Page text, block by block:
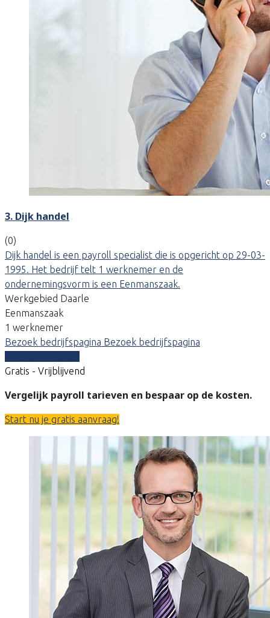
3. Dijk handel
(0)
Dijk handel is een payroll specialist die is opgericht op 29-03-
1995. Het bedrijf telt 1 werknemer en de
ondernemingsvorm is een Eenmanszaak.
Werkgebied Daarle
Eenmanszaak
1 werknemer
Bezoek bedrijfspagina Bezoek bedrijfspagina
Gratis - Vrijblijvend
Vergelijk payroll tarieven en bespaar op de kosten.
Start nu je gratis aanvraag!